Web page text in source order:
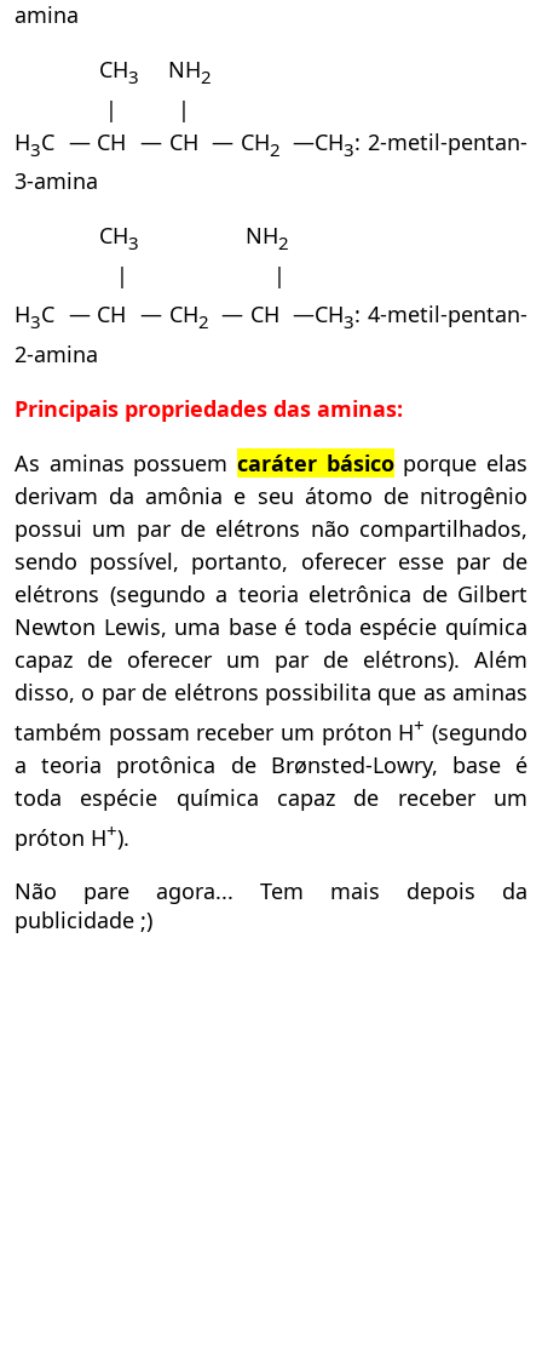
amina
CH3 NH2
| |
H3C — CH — CH — CH2 —CH3: 2-metil-pentan-
3-amina
CH3 NH2
| |
H3C — CH — CH2 — CH —CH3: 4-metil-pentan-
2-amina
Principais propriedades das aminas:
As aminas possuem caráter básicoporque elas
derivam da amônia e seu átomo de nitrogênio
possui um par de elétrons não compartilhados,
sendo possível, portanto, oferecer esse par de
elétrons (segundo a teoria eletrônica de Gilbert
Newton Lewis, uma base é toda espécie química
capaz de oferecer um par de elétrons). Além
disso, o par de elétrons possibilita que as aminas
também possam receber um próton H+ (segundo
a teoria protônica de Brønsted-Lowry, base é
toda espécie química capaz de receber um
próton H+).
Não pare agora... Tem mais depois da
publicidade ;)